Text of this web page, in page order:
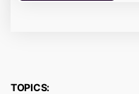
TOPICS: